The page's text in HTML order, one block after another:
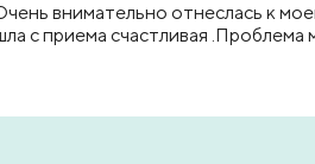
внимательно отнеслась к
с приема счастливая